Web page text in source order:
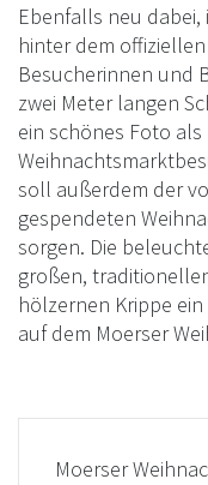
Ebenfalls neu
hinter dem
Besucherinnen und
zwei Meter langen
ein schönes Foto
soll außerdem der
gespendeten
sorgen. Die
großen,
hölzernen Krippe
auf dem Moerser
Moerser